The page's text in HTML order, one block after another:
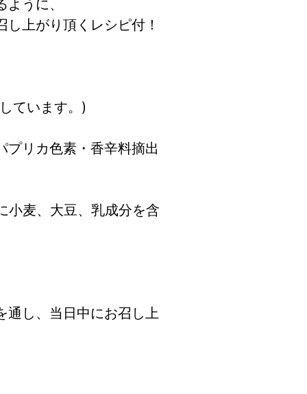
うに、
上がり頂くレシピ付！
ています。)
プリカ色素・香辛料摘出
小麦、大豆、乳成分を含
通し、当日中にお召し上